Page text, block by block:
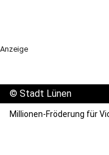
Anzeige
© Stadt Lünen
Millionen-Fröderung für